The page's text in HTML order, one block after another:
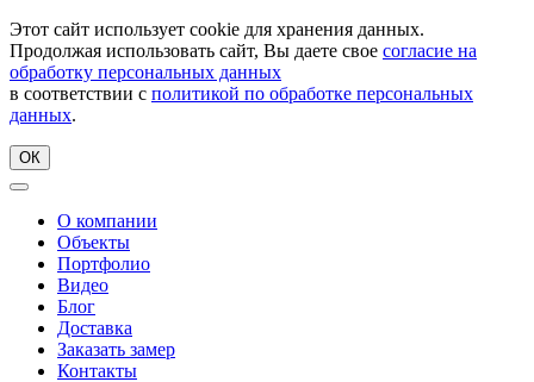
Этот сайт использует cookie для хранения данных.
Продолжая использовать сайт, Вы даете свое согласие на
обработку персональных данных
в соответствии с политикой по обработке персональных
данных.
ОК
О компании
Объекты
Портфолио
Видео
Блог
Доставка
Заказать замер
Контакты